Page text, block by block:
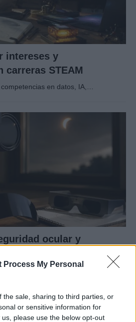
Process My Personal
the sale, sharing to third parties, or
or sensitive information for
please use the below opt-out
intereses y
carreras STEAM
en datos, IA,…
ocular y
eclipses solares
natural que…